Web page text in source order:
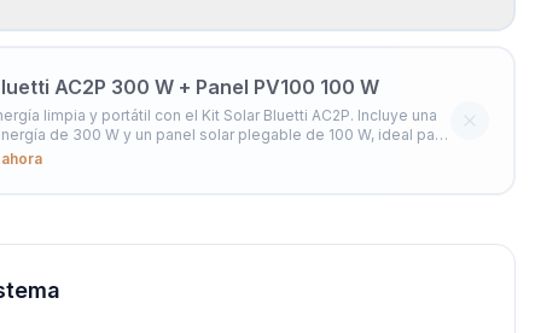
AC2P 300 W + Panel PV100 100 W
limpia y portátil con el Kit Solar Bluetti AC2P. Incluye una
de 300 W y un panel solar plegable de 100 W, ideal para
cargados dondequiera que estés. Reduce tu
de la red eléctrica y obtén una fuente conf